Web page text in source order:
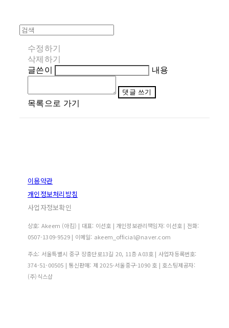
수정하기
삭제하기
글쓴이
내용
댓글 쓰기
목록으로 가기
이용약관
개인정보처리방침
사업자정보확인
상호: Akeem (아킴) | 대표: 이선호 | 개인정보관리책임자: 이선호 | 전화:
0507-1309-9529 | 이메일: akeem_official@naver.com
주소: 서울특별시 중구 장충단로13길 20, 11층 A03호 | 사업자등록번호:
374-51-00505 | 통신판매: 제 2025-서울중구-1090 호 | 호스팅제공자:
(주)식스샵